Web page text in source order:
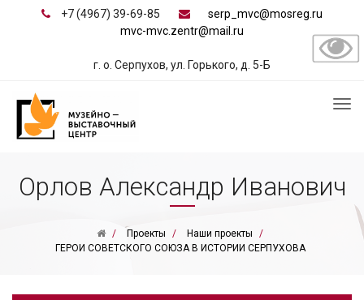
+7 (4967) 39-69-85
serp_mvc@mosreg.ru
mvc-mvc.zentr@mail.ru
г. о. Серпухов, ул. Горького, д. 5-Б
Орлов Александр Иванович
Проекты
Наши проекты
ГЕРОИ СОВЕТСКОГО СОЮЗА В ИСТОРИИ СЕРПУХОВА